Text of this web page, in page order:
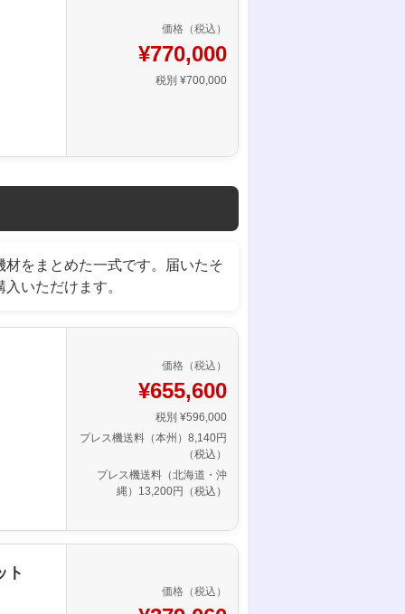
価格（税込）
¥770,000
税別 ¥700,000
をまとめた一式です。届いたそ
いただけます。
価格（税込）
¥655,600
税別 ¥596,000
プレス機送料（本州）8,140円
（税込）
プレス機送料（北海道・沖
縄）13,200円（税込）
ト
価格（税込）